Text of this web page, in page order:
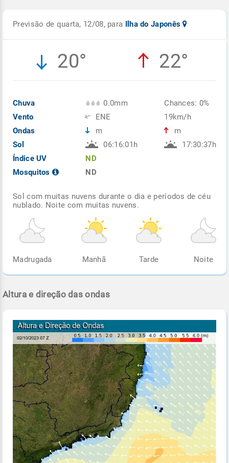
Previsão de quarta, 12/08, para Ilha do Japonês
20° 22°
Chuva
Vento
Ondas
Sol
Índice UV
Mosquitos
0.0mm
ENE
m
06:16:01h
ND
ND
Chances: 0%
19km/h
m
17:30:37h
Sol com muitas nuvens durante o dia e períodos de céu
nublado. Noite com muitas nuvens.
Madrugada Manhã Tarde Noite
Altura e direção das ondas